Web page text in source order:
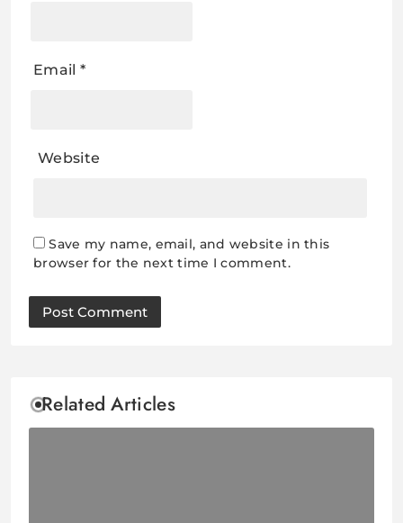
Email *
Website
Save my name, email, and website in this
browser for the next time I comment.
Related Articles